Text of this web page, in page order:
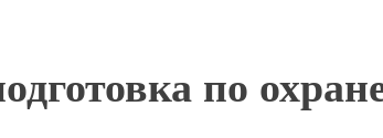
по